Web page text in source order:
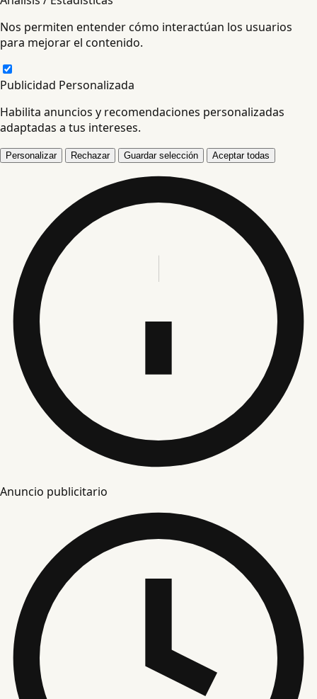
Nos permiten entender cómo interactúan los usuarios
para mejorar el contenido.
Publicidad Personalizada
Habilita anuncios y recomendaciones personalizadas
adaptadas a tus intereses.
Personalizar Rechazar Guardar selección Aceptar todas
Anuncio publicitario